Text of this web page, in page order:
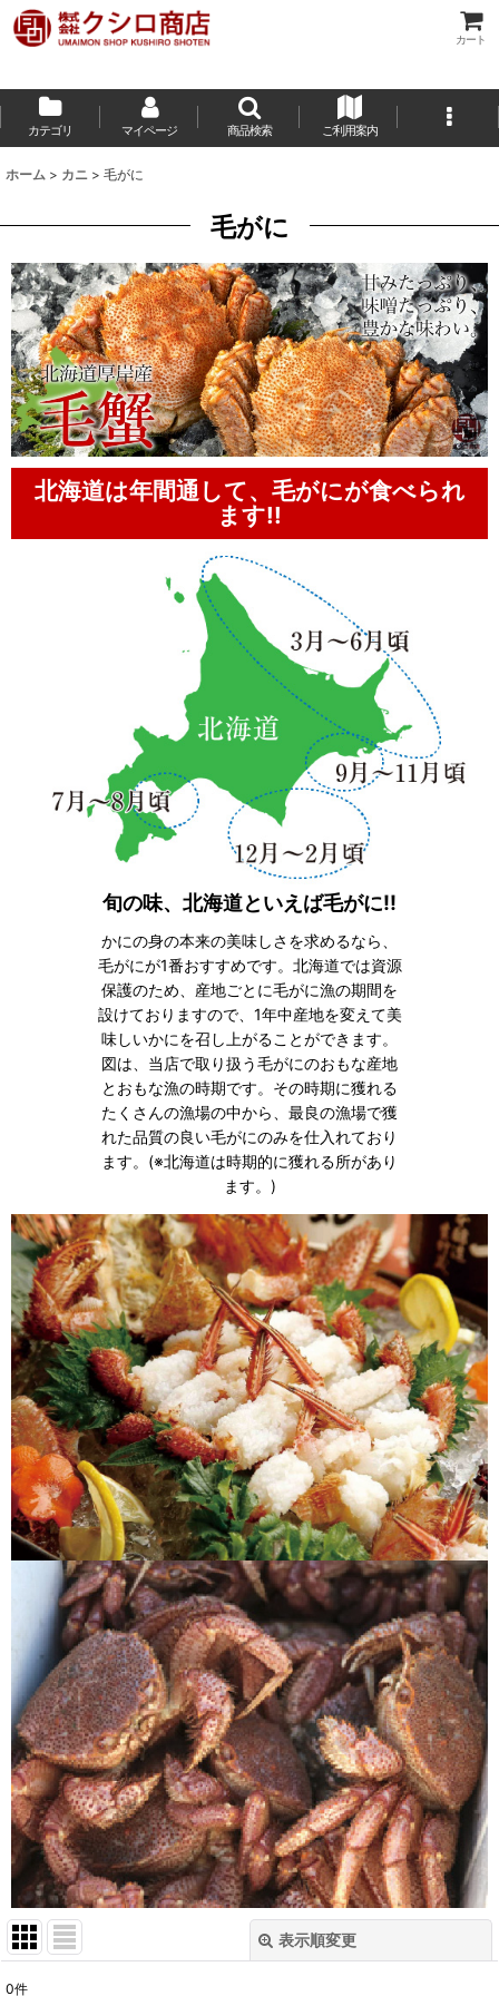
カート
カテゴリ マイページ 商品検索 ご利用案内
ホーム > カニ > 毛がに
毛がに
北海道は年間通して、毛がにが食べられ
ます!!
旬の味、北海道といえば毛がに!!
かにの身の本来の美味しさを求めるなら、
毛がにが1番おすすめです。北海道では資源
保護のため、産地ごとに毛がに漁の期間を
設けておりますので、1年中産地を変えて美
味しいかにを召し上がることができます。
図は、当店で取り扱う毛がにのおもな産地
とおもな漁の時期です。その時期に獲れる
たくさんの漁場の中から、最良の漁場で獲
れた品質の良い毛がにのみを仕入れており
ます。(※北海道は時期的に獲れる所があり
ます。)
表示順変更
0件